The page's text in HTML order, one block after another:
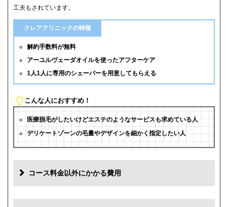
工夫もされています。
クレアクリニックの特徴
解約手数料が無料
アーユルヴェーダオイルを使ったアフターケア
1人1人に専用のシェーバーを用意してもらえる
こんな人におすすめ！
医療脱毛がしたいけどエステのようなサービスも求めている人
デリケートゾーンの毛量やデザインを細かく指定したい人
コース料金以外にかかる費用